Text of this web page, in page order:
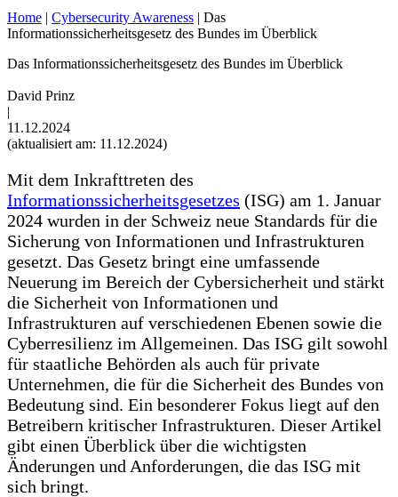
Home | Cybersecurity Awareness | Das
Informationssicherheitsgesetz des Bundes im Überblick
Das Informationssicherheitsgesetz des Bundes im Überblick
David Prinz
|
11.12.2024
(aktualisiert am: 11.12.2024)
Mit dem Inkrafttreten des
Informationssicherheitsgesetzes (ISG) am 1. Januar
2024 wurden in der Schweiz neue Standards für die
Sicherung von Informationen und Infrastrukturen
gesetzt. Das Gesetz bringt eine umfassende
Neuerung im Bereich der Cybersicherheit und stärkt
die Sicherheit von Informationen und
Infrastrukturen auf verschiedenen Ebenen sowie die
Cyberresilienz im Allgemeinen. Das ISG gilt sowohl
für staatliche Behörden als auch für private
Unternehmen, die für die Sicherheit des Bundes von
Bedeutung sind. Ein besonderer Fokus liegt auf den
Betreibern kritischer Infrastrukturen. Dieser Artikel
gibt einen Überblick über die wichtigsten
Änderungen und Anforderungen, die das ISG mit
sich bringt.